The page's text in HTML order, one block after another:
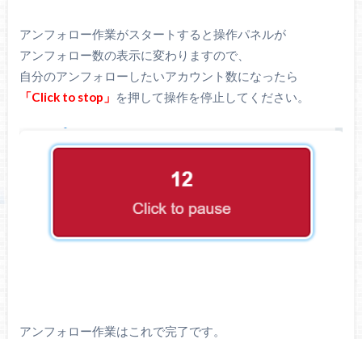
アンフォロー作業がスタートすると操作パネルが
アンフォロー数の表示に変わりますので、
自分のアンフォローしたいアカウント数になったら
「Click to stop」 を押して操作を停止してください。
アンフォロー作業はこれで完了です。